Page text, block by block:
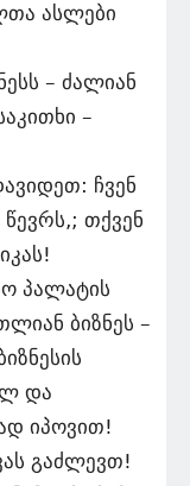
ასლები
– ძალიან
–
ჩვენ
თქვენ
პალატის
ბიზნეს –
და
იპოვით!
გაძლევთ!